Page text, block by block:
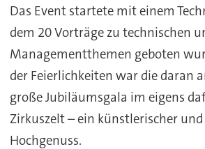
Das Event startete mit einem
dem 20 Vorträge zu technischen
Managementthemen geboten
der Feierlichkeiten war die daran
große Jubiläumsgala im eigens
Zirkuszelt – ein künstlerischer
Hochgenuss.